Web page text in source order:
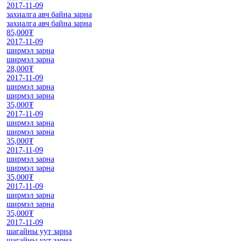
2017-11-09
захиалга авч байна зарна
захиалга авч байна зарна
85,000₮
2017-11-09
ширмэл зарна
ширмэл зарна
28,000₮
2017-11-09
ширмэл зарна
ширмэл зарна
35,000₮
2017-11-09
ширмэл зарна
ширмэл зарна
35,000₮
2017-11-09
ширмэл зарна
ширмэл зарна
35,000₮
2017-11-09
ширмэл зарна
ширмэл зарна
35,000₮
2017-11-09
шагайны уут зарна